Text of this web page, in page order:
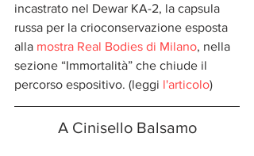
incastrato nel Dewar KA-2, la capsula
russa per la crioconservazione esposta
alla mostra Real Bodies di Milano, nella
sezione “Immortalità” che chiude il
percorso espositivo. (leggi l'articolo)
A Cinisello Balsamo